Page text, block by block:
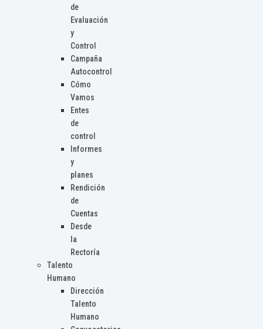
de
Evaluación
y
Control
Campaña
Autocontrol
Cómo
Vamos
Entes
de
control
Informes
y
planes
Rendición
de
Cuentas
Desde
la
Rectoría
Talento
Humano
Dirección
Talento
Humano